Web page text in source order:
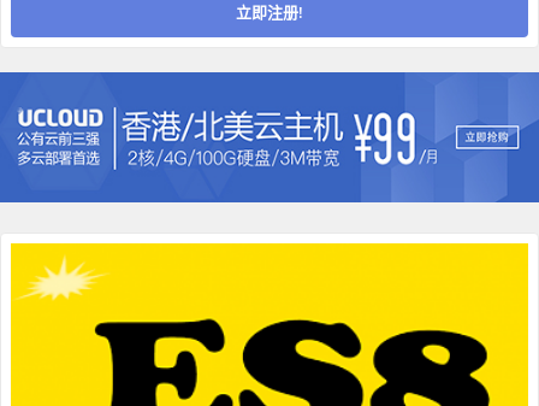
立即注册!